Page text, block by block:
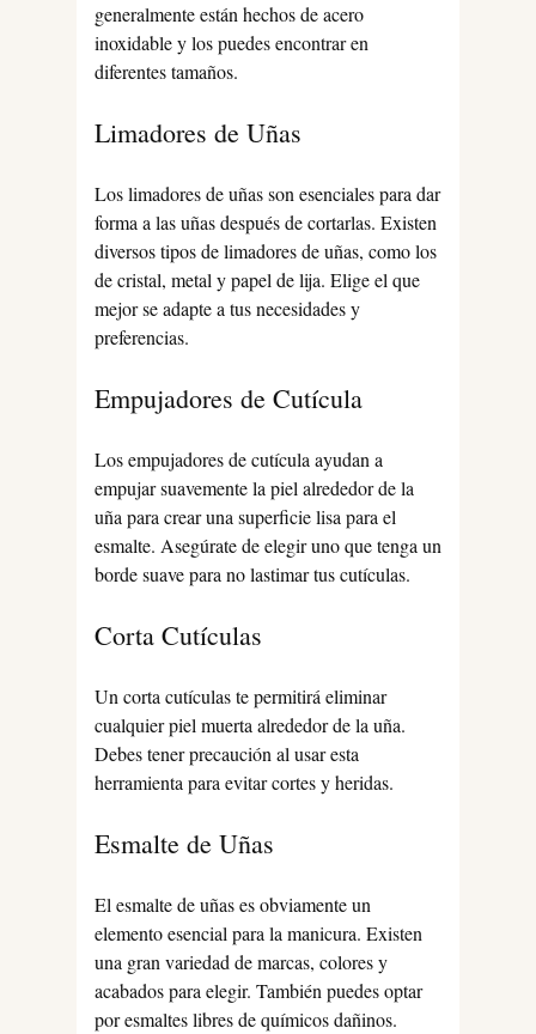
generalmente están hechos de acero
inoxidable y los puedes encontrar en
diferentes tamaños.
Limadores de Uñas
Los limadores de uñas son esenciales para dar
forma a las uñas después de cortarlas. Existen
diversos tipos de limadores de uñas, como los
de cristal, metal y papel de lija. Elige el que
mejor se adapte a tus necesidades y
preferencias.
Empujadores de Cutícula
Los empujadores de cutícula ayudan a
empujar suavemente la piel alrededor de la
uña para crear una superficie lisa para el
esmalte. Asegúrate de elegir uno que tenga un
borde suave para no lastimar tus cutículas.
Corta Cutículas
Un corta cutículas te permitirá eliminar
cualquier piel muerta alrededor de la uña.
Debes tener precaución al usar esta
herramienta para evitar cortes y heridas.
Esmalte de Uñas
El esmalte de uñas es obviamente un
elemento esencial para la manicura. Existen
una gran variedad de marcas, colores y
acabados para elegir. También puedes optar
por esmaltes libres de químicos dañinos.